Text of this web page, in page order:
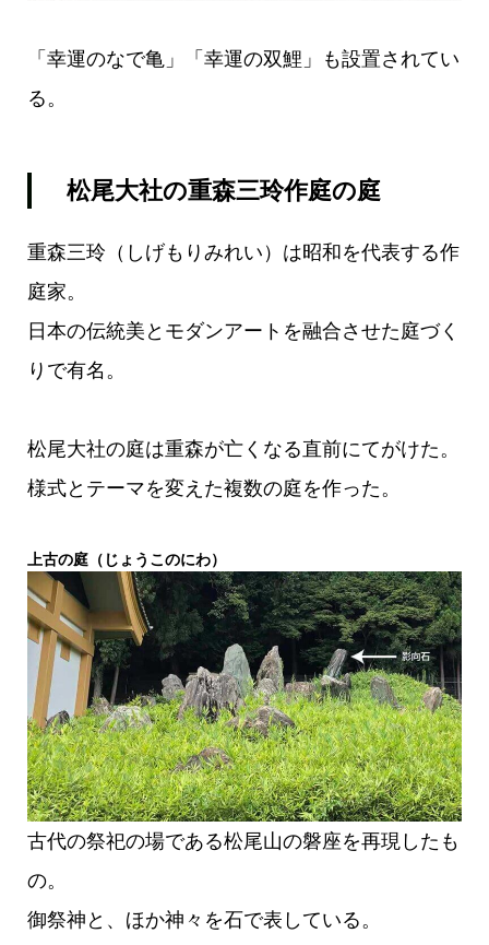
「幸運のなで亀」「幸運の双鯉」も設置されてい
る。
松尾大社の重森三玲作庭の庭
重森三玲（しげもりみれい）は昭和を代表する作
庭家。
日本の伝統美とモダンアートを融合させた庭づく
りで有名。
松尾大社の庭は重森が亡くなる直前にてがけた。
様式とテーマを変えた複数の庭を作った。
上古の庭（じょうこのにわ）
古代の祭祀の場である松尾山の磐座を再現したも
の。
御祭神と、ほか神々を石で表している。